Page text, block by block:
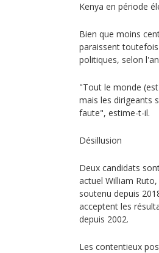
Kenya en période
Bien que moins
paraissent
politiques, selon
"Tout le monde
mais les dirigeants
faute", estime-t-il.
Désillusion
Deux candidats
actuel William
soutenu depuis
acceptent les
depuis 2002.
Les contentieux